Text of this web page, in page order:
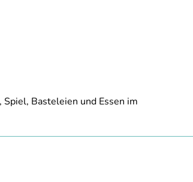
Basteleien und Essen im